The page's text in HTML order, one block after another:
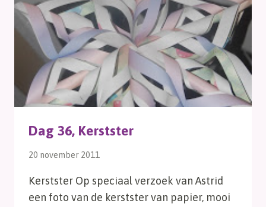
Dag 36, Kerstster
20 november 2011
Kerstster Op speciaal verzoek van Astrid
een foto van de kerstster van papier, mooi